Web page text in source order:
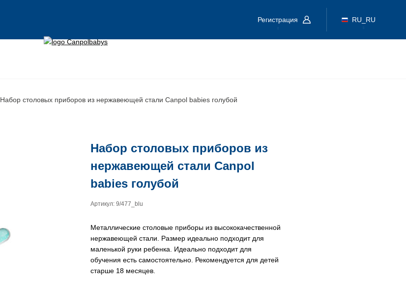
Регистрация RU_RU
Набор столовых приборов из нержавеющей стали Canpol babies голубой
Набор столовых приборов из
нержавеющей стали Canpol
babies голубой
Артикул: 9/477_blu
Металлические столовые приборы из высококачественной
нержавеющей стали. Размер идеально подходит для
маленькой руки ребенка. Идеально подходит для
обучения есть самостоятельно. Рекомендуется для детей
старше 18 месяцев.